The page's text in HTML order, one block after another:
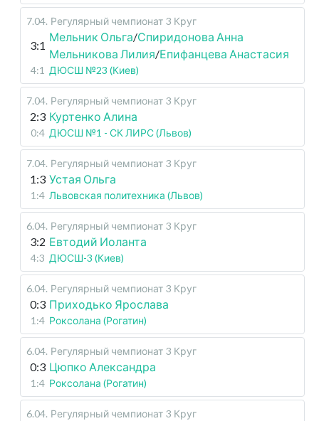
7.04. Регулярный чемпионат 3 Круг
3:1
Мельник Ольга/Спиридонова Анна
Мельникова Лилия/Епифанцева Анастасия
4:1 ДЮСШ №23 (Киев)
7.04. Регулярный чемпионат 3 Круг
2:3 Куртенко Алина
0:4 ДЮСШ №1 - СК ЛИРС (Львов)
7.04. Регулярный чемпионат 3 Круг
1:3 Устая Ольга
1:4 Львовская политехника (Львов)
6.04. Регулярный чемпионат 3 Круг
3:2 Евтодий Иоланта
4:3 ДЮСШ-3 (Киев)
6.04. Регулярный чемпионат 3 Круг
0:3 Приходько Ярослава
1:4 Роксолана (Рогатин)
6.04. Регулярный чемпионат 3 Круг
0:3 Цюпко Александра
1:4 Роксолана (Рогатин)
6.04. Регулярный чемпионат 3 Круг